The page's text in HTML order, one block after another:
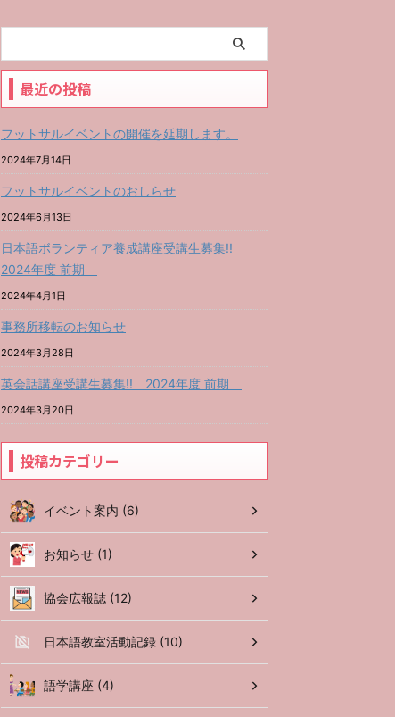
最近の投稿
フットサルイベントの開催を延期します。
2024年7月14日
フットサルイベントのおしらせ
2024年6月13日
日本語ボランティア養成講座受講生募集!!
2024年度 前期
2024年4月1日
事務所移転のお知らせ
2024年3月28日
英会話講座受講生募集!! 2024年度 前期
2024年3月20日
投稿カテゴリー
イベント案内 (6)
お知らせ (1)
協会広報誌 (12)
日本語教室活動記録 (10)
語学講座 (4)